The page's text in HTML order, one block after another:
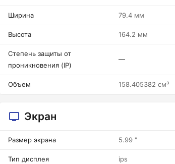
Ширина 79.4 мм
Высота 164.2 мм
Степень защиты от
проникновения (IP)
—
Объем 158.405382 см³
Экран
Размер экрана 5.99 "
Тип дисплея ips